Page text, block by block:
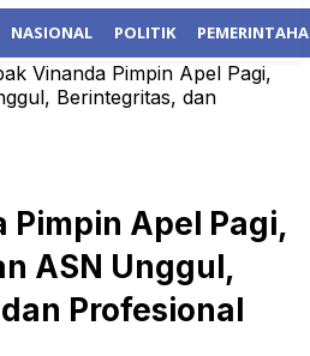
NASIONAL POLITIK
Vinanda Pimpin Apel Pagi,
Berintegritas, dan
Pimpin Apel Pagi,
ASN Unggul,
Profesional